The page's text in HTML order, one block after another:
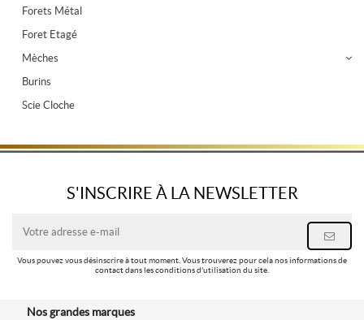
Forets Métal
Foret Etagé
Mèches
Burins
Scie Cloche
S'INSCRIRE À LA NEWSLETTER
Vous pouvez vous désinscrire à tout moment. Vous trouverez pour cela nos informations de
contact dans les conditions d'utilisation du site.
Nos grandes marques